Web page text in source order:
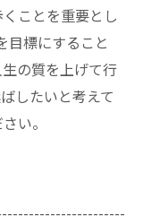
ことを重要とし
目標にすること
の質を上げて行
したいと考えて
い。